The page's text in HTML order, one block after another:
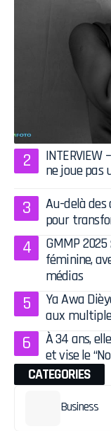
ne joue pas
Au-delà des
pour
GMMP
féminine,
médias
Ya Awa
aux
À 34 ans,
et vise le
CATEGORIES
Business